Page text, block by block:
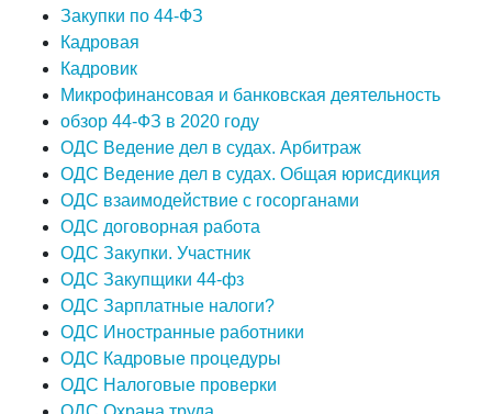
Закупки по 44-ФЗ
Кадровая
Кадровик
Микрофинансовая и банковская деятельность
обзор 44-ФЗ в 2020 году
ОДС Ведение дел в судах. Арбитраж
ОДС Ведение дел в судах. Общая юрисдикция
ОДС взаимодействие с госорганами
ОДС договорная работа
ОДС Закупки. Участник
ОДС Закупщики 44-фз
ОДС Зарплатные налоги?
ОДС Иностранные работники
ОДС Кадровые процедуры
ОДС Налоговые проверки